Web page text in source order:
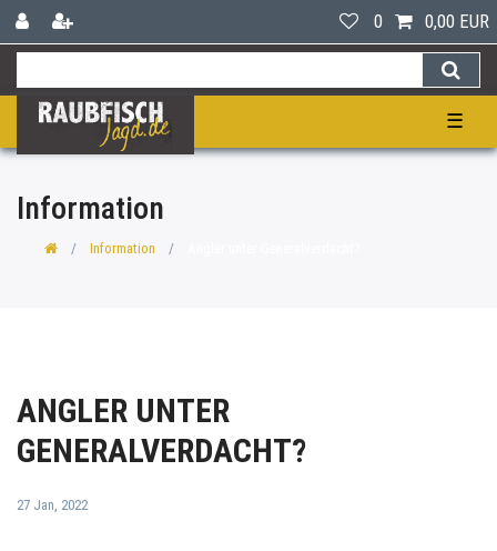
0 0,00 EUR
☰
Information
Information
ANGLER UNTER
GENERALVERDACHT?
27 Jan, 2022